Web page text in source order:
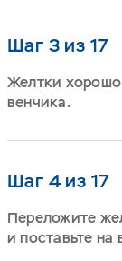
Шаг 3 из 17
Желтки
венчика.
Шаг 4 из 17
Переложите
и поставьте